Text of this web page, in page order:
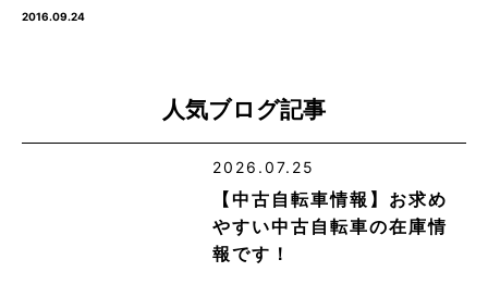
2016.09.24
人気ブログ記事
2026.07.25
【中古自転車情報】お求め
やすい中古自転車の在庫情
報です！